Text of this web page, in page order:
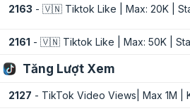
2163 - 🇻🇳 Tiktok Like | Max: 20K |
2161 - 🇻🇳 Tiktok Like | Max: 50K |
Tăng Lượt Xem
2127 - TikTok Video Views| Max 1M |